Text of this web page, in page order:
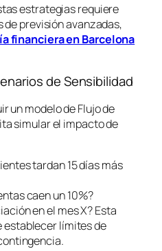
estrategias requiere
previsión avanzadas,
financiera en Barcelona
de Sensibilidad
un modelo de Flujo de
simular el impacto de
tardan 15 días más
caen un 10%?
en el mes X? Esta
establecer límites de